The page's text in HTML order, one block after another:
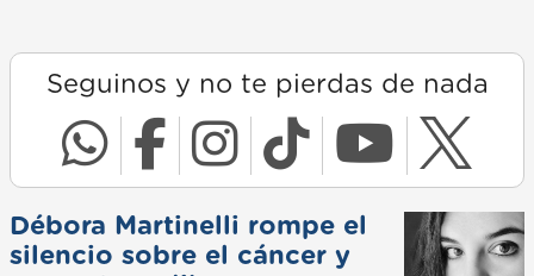
Seguinos y no te pierdas de nada
Débora Martinelli rompe el
silencio sobre el cáncer y